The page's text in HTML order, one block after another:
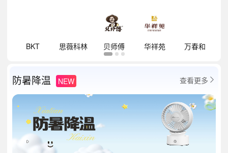
BKT 思薇科林 贝师傅 华祥苑 万春和
防暑降温 NEW 查看更多 